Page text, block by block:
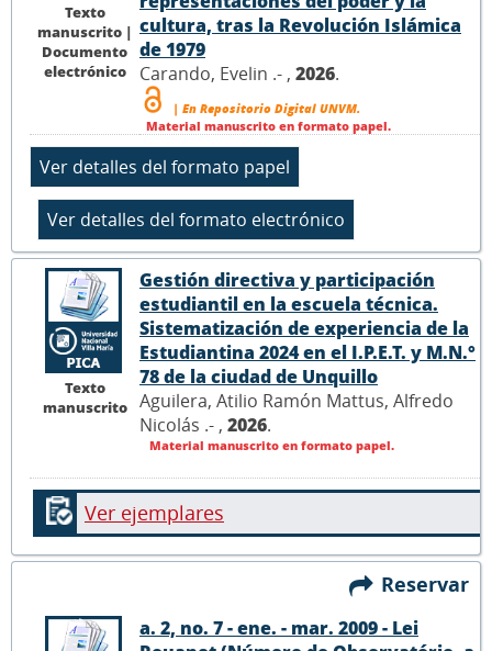
Texto
manuscrito |
Documento
electrónico
cultura, tras la Revolución Islámica
de 1979
Carando, Evelin .- , 2026.
| En Repositorio Digital UNVM.
Material manuscrito en formato papel.
Texto
manuscrito
Gestión directiva y participación
estudiantil en la escuela técnica.
Sistematización de experiencia de la
Estudiantina 2024 en el I.P.E.T. y M.N.°
78 de la ciudad de Unquillo
Aguilera, Atilio Ramón Mattus, Alfredo
Nicolás .- , 2026.
Material manuscrito en formato papel.
Ver ejemplares
Reservar
a. 2, no. 7 - ene. - mar. 2009 - Lei